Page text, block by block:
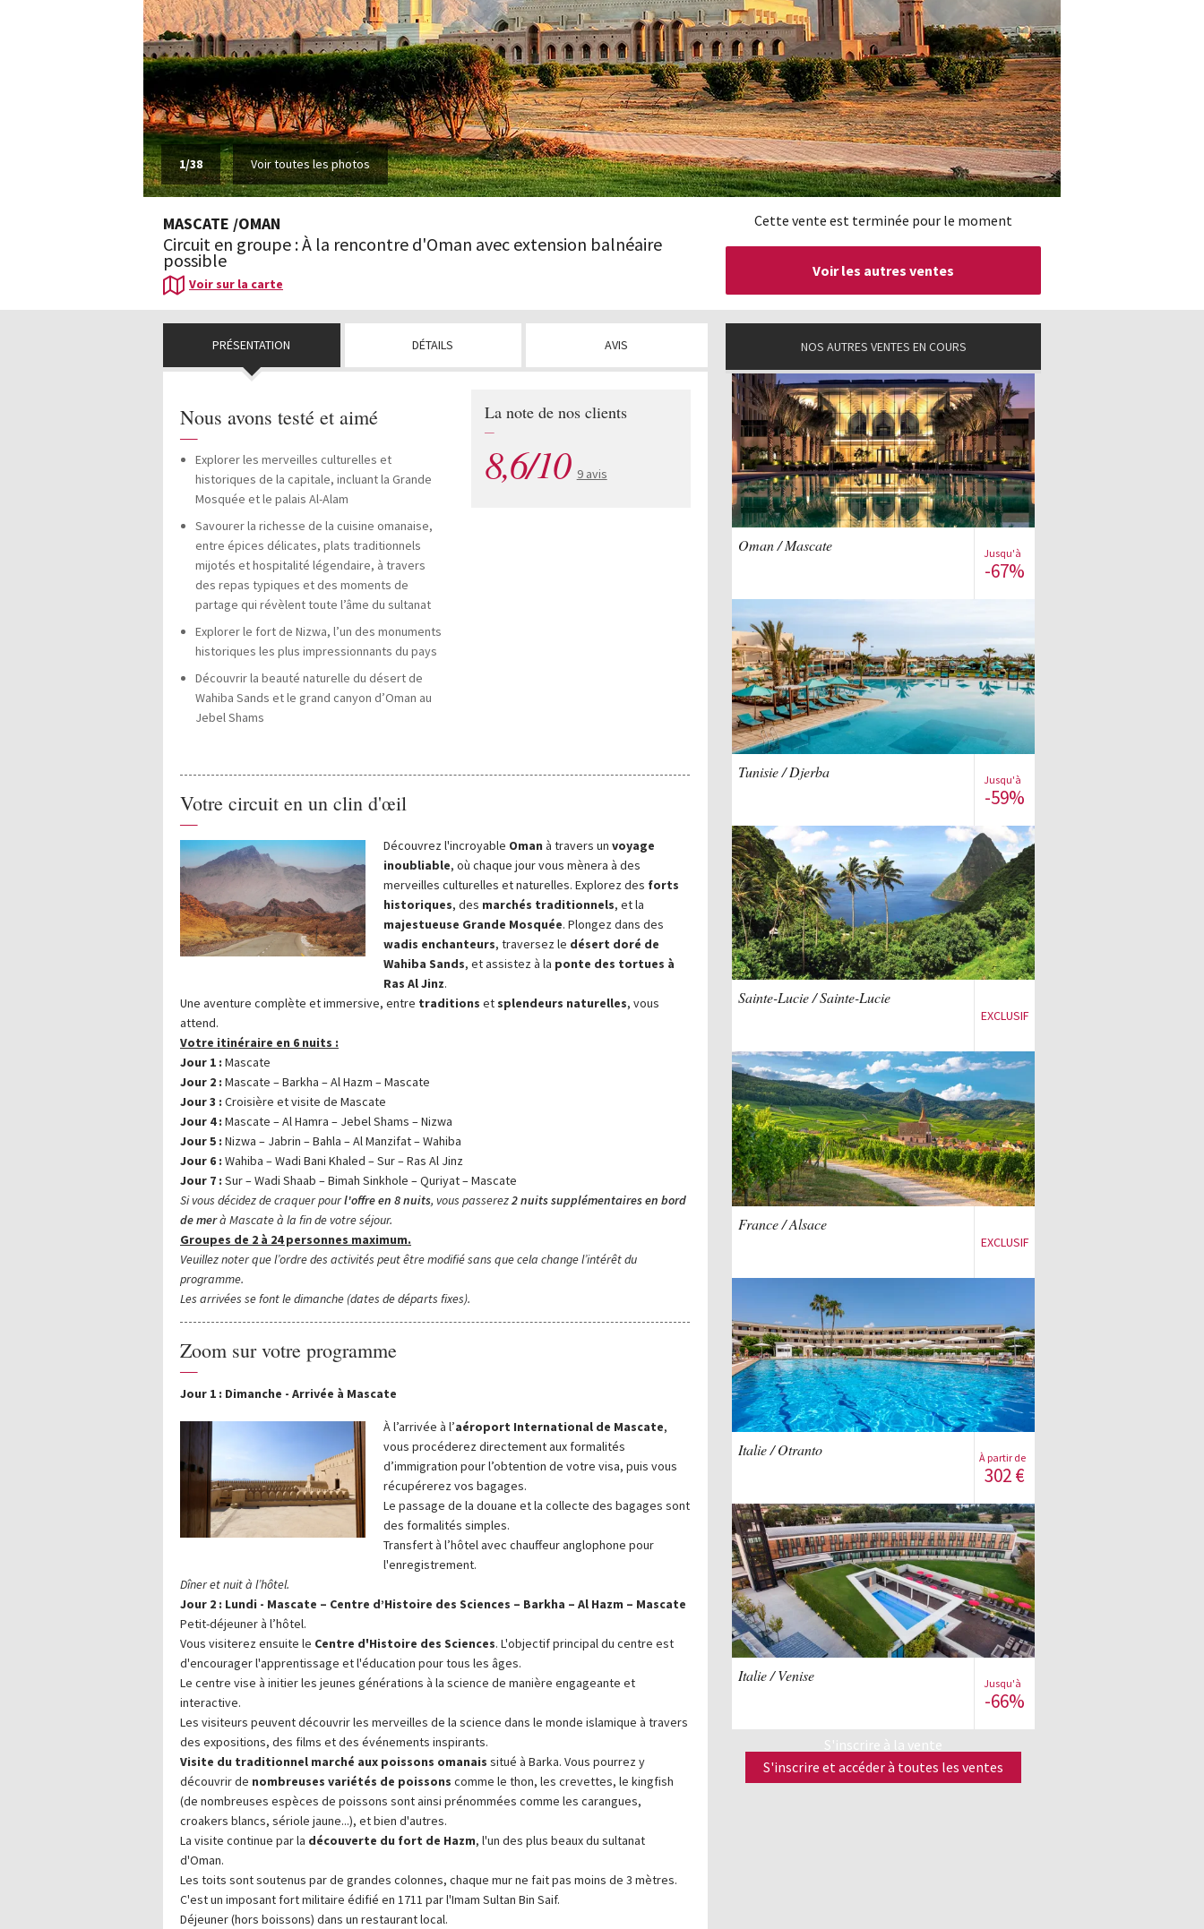
1/38 Voir toutes les photos
Cette vente est terminée pour le moment
Voir les autres ventes
MASCATE /OMAN
Circuit en groupe : À la rencontre d'Oman avec extension balnéaire
possible
Voir sur la carte
PRÉSENTATION DÉTAILS AVIS
Nous avons testé et aimé
—
Explorer les merveilles culturelles et
historiques de la capitale, incluant la Grande
Mosquée et le palais Al-Alam
Savourer la richesse de la cuisine omanaise,
entre épices délicates, plats traditionnels
mijotés et hospitalité légendaire, à travers
des repas typiques et des moments de
partage qui révèlent toute l’âme du sultanat
Explorer le fort de Nizwa, l’un des monuments
historiques les plus impressionnants du pays
Découvrir la beauté naturelle du désert de
Wahiba Sands et le grand canyon d’Oman au
Jebel Shams
La note de nos clients
—
8,6/10 9 avis
Votre circuit en un clin d'œil
—
Découvrez l'incroyable Oman à travers un voyage
inoubliable, où chaque jour vous mènera à des
merveilles culturelles et naturelles. Explorez des forts
historiques, des marchés traditionnels, et la
majestueuse Grande Mosquée. Plongez dans des
wadis enchanteurs, traversez le désert doré de
Wahiba Sands, et assistez à la ponte des tortues à
Ras Al Jinz.
Une aventure complète et immersive, entre traditions et splendeurs naturelles, vous
attend.
Votre itinéraire en 6 nuits :
Jour 1 : Mascate
Jour 2 : Mascate – Barkha – Al Hazm – Mascate
Jour 3 : Croisière et visite de Mascate
Jour 4 : Mascate – Al Hamra – Jebel Shams – Nizwa
Jour 5 : Nizwa – Jabrin – Bahla – Al Manzifat – Wahiba
Jour 6 : Wahiba – Wadi Bani Khaled – Sur – Ras Al Jinz
Jour 7 : Sur – Wadi Shaab – Bimah Sinkhole – Quriyat – Mascate
Si vous décidez de craquer pourl'offre en 8 nuits, vous passerez2 nuits supplémentaires en bord
de merà Mascate à la fin de votre séjour.
Groupes de 2 à 24 personnes maximum.
Veuillez noter que l’ordre des activités peut être modifié sans que cela change l’intérêt du
programme.
Les arrivées se font le dimanche (dates de départs fixes).
Zoom sur votre programme
—
Jour 1 : Dimanche - Arrivée à Mascate
À l’arrivée à l’aéroport International de Mascate,
vous procéderez directement aux formalités
d’immigration pour l’obtention de votre visa, puis vous
récupérerez vos bagages.
Le passage de la douane et la collecte des bagages sont
des formalités simples.
Transfert à l’hôtel avec chauffeur anglophone pour
l'enregistrement.
Dîner et nuit à l’hôtel.
Jour 2 : Lundi - Mascate – Centre d’Histoire des Sciences – Barkha – Al Hazm – Mascate
Petit-déjeuner à l’hôtel.
Vous visiterez ensuite le Centre d'Histoire des Sciences. L'objectif principal du centre est
d'encourager l'apprentissage et l'éducation pour tous les âges.
Le centre vise à initier les jeunes générations à la science de manière engageante et
interactive.
Les visiteurs peuvent découvrir les merveilles de la science dans le monde islamique à travers
des expositions, des films et des événements inspirants.
Visite du traditionnel marché aux poissons omanais situé à Barka. Vous pourrez y
découvrir de nombreuses variétés de poissons comme le thon, les crevettes, le kingfish
(de nombreuses espèces de poissons sont ainsi prénommées comme les carangues,
croakers blancs, sériole jaune...), et bien d'autres.
La visite continue par la découverte du fort de Hazm, l'un des plus beaux du sultanat
d'Oman.
Les toits sont soutenus par de grandes colonnes, chaque mur ne fait pas moins de 3 mètres.
C'est un imposant fort militaire édifié en 1711 par l'Imam Sultan Bin Saif.
Déjeuner (hors boissons) dans un restaurant local.
NOS AUTRES VENTES EN COURS
Voir la vente
Oman / Mascate Jusqu'à
-67%
Voir la vente
Tunisie / Djerba Jusqu'à
-59%
S'inscrire à la vente
Voir la vente
Sainte-Lucie / Sainte-Lucie
EXCLUSIF
S'inscrire à la vente
Voir la vente
France / Alsace
EXCLUSIF
S'inscrire à la vente
Voir la vente
Italie / Otranto À partir de
302€
S'inscrire à la vente
Voir la vente
Italie / Venise Jusqu'à
-66%
S'inscrire à la vente
S'inscrire et accéder à toutes les ventes